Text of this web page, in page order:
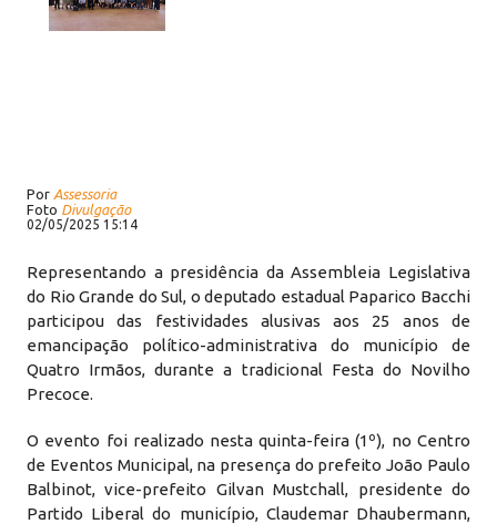
Por Assessoria
Foto Divulgação
02/05/2025 15:14
Representando a presidência da Assembleia Legislativa
do Rio Grande do Sul, o deputado estadual Paparico Bacchi
participou das festividades alusivas aos 25 anos de
emancipação político-administrativa do município de
Quatro Irmãos, durante a tradicional Festa do Novilho
Precoce.
O evento foi realizado nesta quinta-feira (1º), no Centro
de Eventos Municipal, na presença do prefeito João Paulo
Balbinot, vice-prefeito Gilvan Mustchall, presidente do
Partido Liberal do município, Claudemar Dhaubermann,